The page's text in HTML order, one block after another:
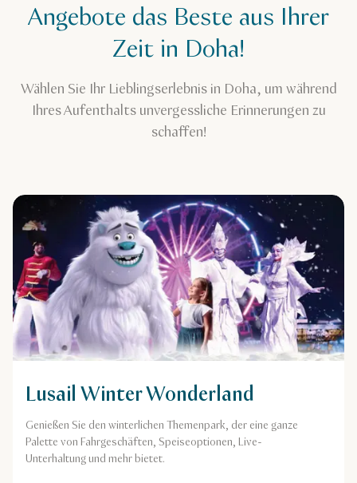
Angebote das Beste aus Ihrer
Zeit in Doha!
Wählen Sie Ihr Lieblingserlebnis in Doha, um während
Ihres Aufenthalts unvergessliche Erinnerungen zu
schaffen!
Lusail Winter Wonderland
Genießen Sie den winterlichen Themenpark, der eine ganze
Palette von Fahrgeschäften, Speiseoptionen, Live-
Unterhaltung und mehr bietet.